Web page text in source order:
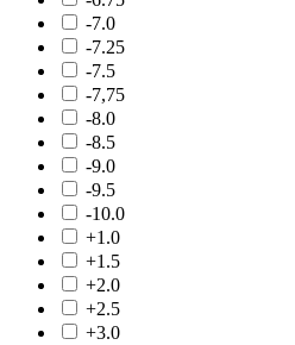
-7.0
-7.25
-7.5
-7,75
-8.0
-8.5
-9.0
-9.5
-10.0
+1.0
+1.5
+2.0
+2.5
+3.0